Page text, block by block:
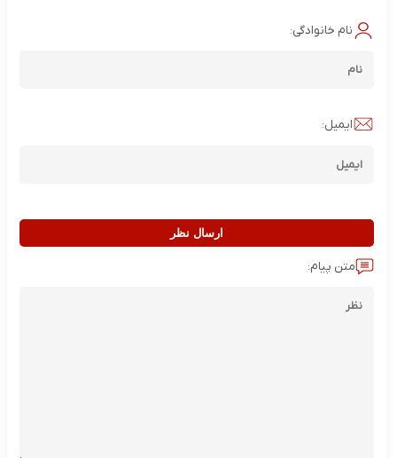
نام خانوادگی:
ایمیل:
ارسال نظر
متن پیام: